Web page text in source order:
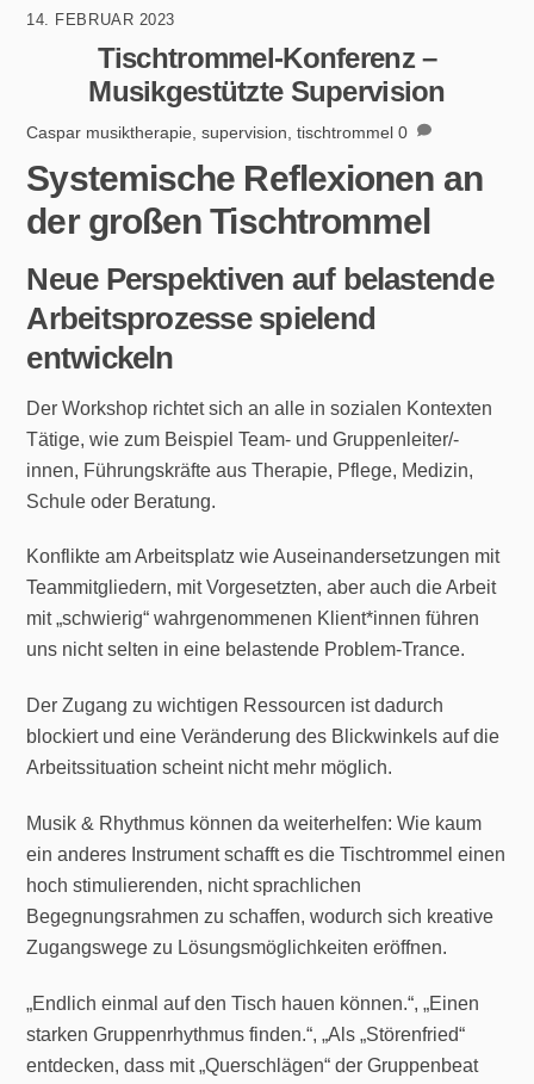
14. FEBRUAR 2023
Tischtrommel-Konferenz –
Musikgestützte Supervision
Caspar musiktherapie,supervision,tischtrommel 0
Systemische Reflexionen an
der großen Tischtrommel
Neue Perspektiven auf belastende
Arbeitsprozesse spielend
entwickeln
Der Workshop richtet sich an alle in sozialen Kontexten
Tätige, wie zum Beispiel Team- und Gruppenleiter/-
innen, Führungskräfte aus Therapie, Pflege, Medizin,
Schule oder Beratung.
Konflikte am Arbeitsplatz wie Auseinandersetzungen mit
Teammitgliedern, mit Vorgesetzten, aber auch die Arbeit
mit „schwierig“ wahrgenommenen Klient*innen führen
uns nicht selten in eine belastende Problem-Trance.
Der Zugang zu wichtigen Ressourcen ist dadurch
blockiert und eine Veränderung des Blickwinkels auf die
Arbeitssituation scheint nicht mehr möglich.
Musik & Rhythmus können da weiterhelfen: Wie kaum
ein anderes Instrument schafft es die Tischtrommel einen
hoch stimulierenden, nicht sprachlichen
Begegnungsrahmen zu schaffen, wodurch sich kreative
Zugangswege zu Lösungsmöglichkeiten eröffnen.
„Endlich einmal auf den Tisch hauen können.“, „Einen
starken Gruppenrhythmus finden.“, „Als „Störenfried“
entdecken, dass mit „Querschlägen“ der Gruppenbeat